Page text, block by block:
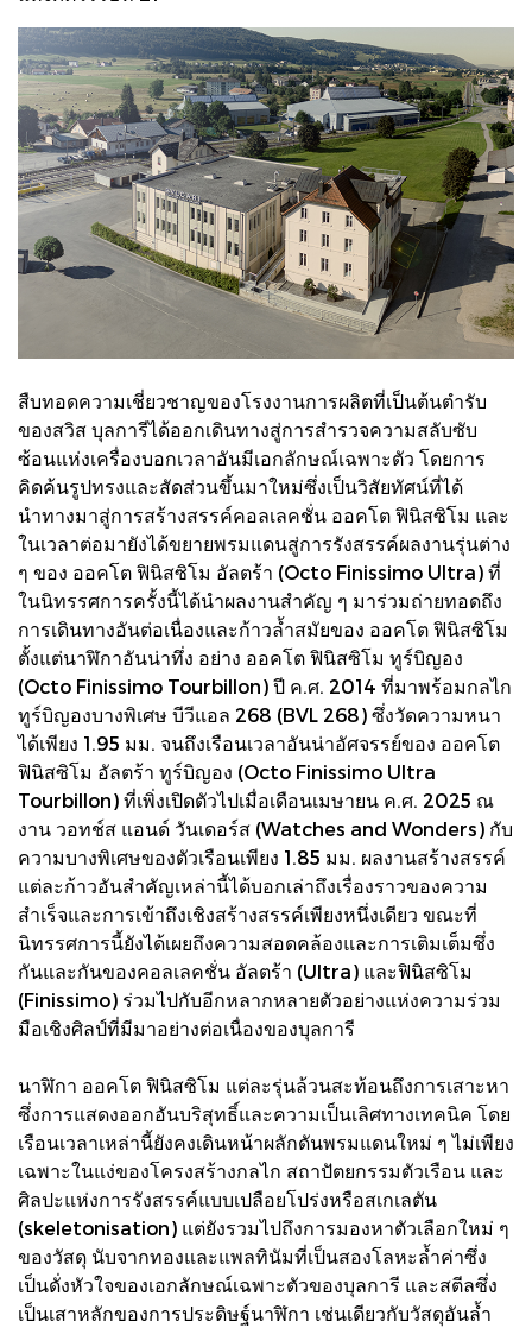
สืบทอดความเชี่ยวชาญของโรงงานการผลิตที่เป็นต้นตำรับ
ของสวิส บุลการีได้ออกเดินทางสู่การสำรวจความสลับซับ
ซ้อนแห่งเครื่องบอกเวลาอันมีเอกลักษณ์เฉพาะตัว โดยการ
คิดค้นรูปทรงและสัดส่วนขึ้นมาใหม่ซึ่งเป็นวิสัยทัศน์ที่ได้
นำทางมาสู่การสร้างสรรค์คอลเลคชั่น ออคโต ฟินิสซิโม และ
ในเวลาต่อมายังได้ขยายพรมแดนสู่การรังสรรค์ผลงานรุ่นต่าง
ๆ ของ ออคโต ฟินิสซิโม อัลตร้า (Octo Finissimo Ultra) ที่
ในนิทรรศการครั้งนี้ได้นำผลงานสำคัญ ๆ มาร่วมถ่ายทอดถึง
การเดินทางอันต่อเนื่องและก้าวล้ำสมัยของ ออคโต ฟินิสซิโม
ตั้งแต่นาฬิกาอันน่าทึ่ง อย่าง ออคโต ฟินิสซิโม ทูร์บิญอง
(Octo Finissimo Tourbillon) ปี ค.ศ. 2014 ที่มาพร้อมกลไก
ทูร์บิญองบางพิเศษ บีวีแอล 268 (BVL 268) ซึ่งวัดความหนา
ได้เพียง 1.95 มม. จนถึงเรือนเวลาอันน่าอัศจรรย์ของ ออคโต
ฟินิสซิโม อัลตร้า ทูร์บิญอง (Octo Finissimo Ultra
Tourbillon) ที่เพิ่งเปิดตัวไปเมื่อเดือนเมษายน ค.ศ. 2025 ณ
งาน วอทช์ส แอนด์ วันเดอร์ส (Watches and Wonders) กับ
ความบางพิเศษของตัวเรือนเพียง 1.85 มม. ผลงานสร้างสรรค์
แต่ละก้าวอันสำคัญเหล่านี้ได้บอกเล่าถึงเรื่องราวของความ
สำเร็จและการเข้าถึงเชิงสร้างสรรค์เพียงหนึ่งเดียว ขณะที่
นิทรรศการนี้ยังได้เผยถึงความสอดคล้องและการเติมเต็มซึ่ง
กันและกันของคอลเลคชั่น อัลตร้า (Ultra) และฟินิสซิโม
(Finissimo) ร่วมไปกับอีกหลากหลายตัวอย่างแห่งความร่วม
มือเชิงศิลป์ที่มีมาอย่างต่อเนื่องของบุลการี
นาฬิกา ออคโต ฟินิสซิโม แต่ละรุ่นล้วนสะท้อนถึงการเสาะหา
ซึ่งการแสดงออกอันบริสุทธิ์และความเป็นเลิศทางเทคนิค โดย
เรือนเวลาเหล่านี้ยังคงเดินหน้าผลักดันพรมแดนใหม่ ๆ ไม่เพียง
เฉพาะในแง่ของโครงสร้างกลไก สถาปัตยกรรมตัวเรือน และ
ศิลปะแห่งการรังสรรค์แบบเปลือยโปร่งหรือสเกเลตัน
(skeletonisation) แต่ยังรวมไปถึงการมองหาตัวเลือกใหม่ ๆ
ของวัสดุ นับจากทองและแพลทินัมที่เป็นสองโลหะล้ำค่าซึ่ง
เป็นดั่งหัวใจของเอกลักษณ์เฉพาะตัวของบุลการี และสตีลซึ่ง
เป็นเสาหลักของการประดิษฐ์นาฬิกา เช่นเดียวกับวัสดุอันล้ำ